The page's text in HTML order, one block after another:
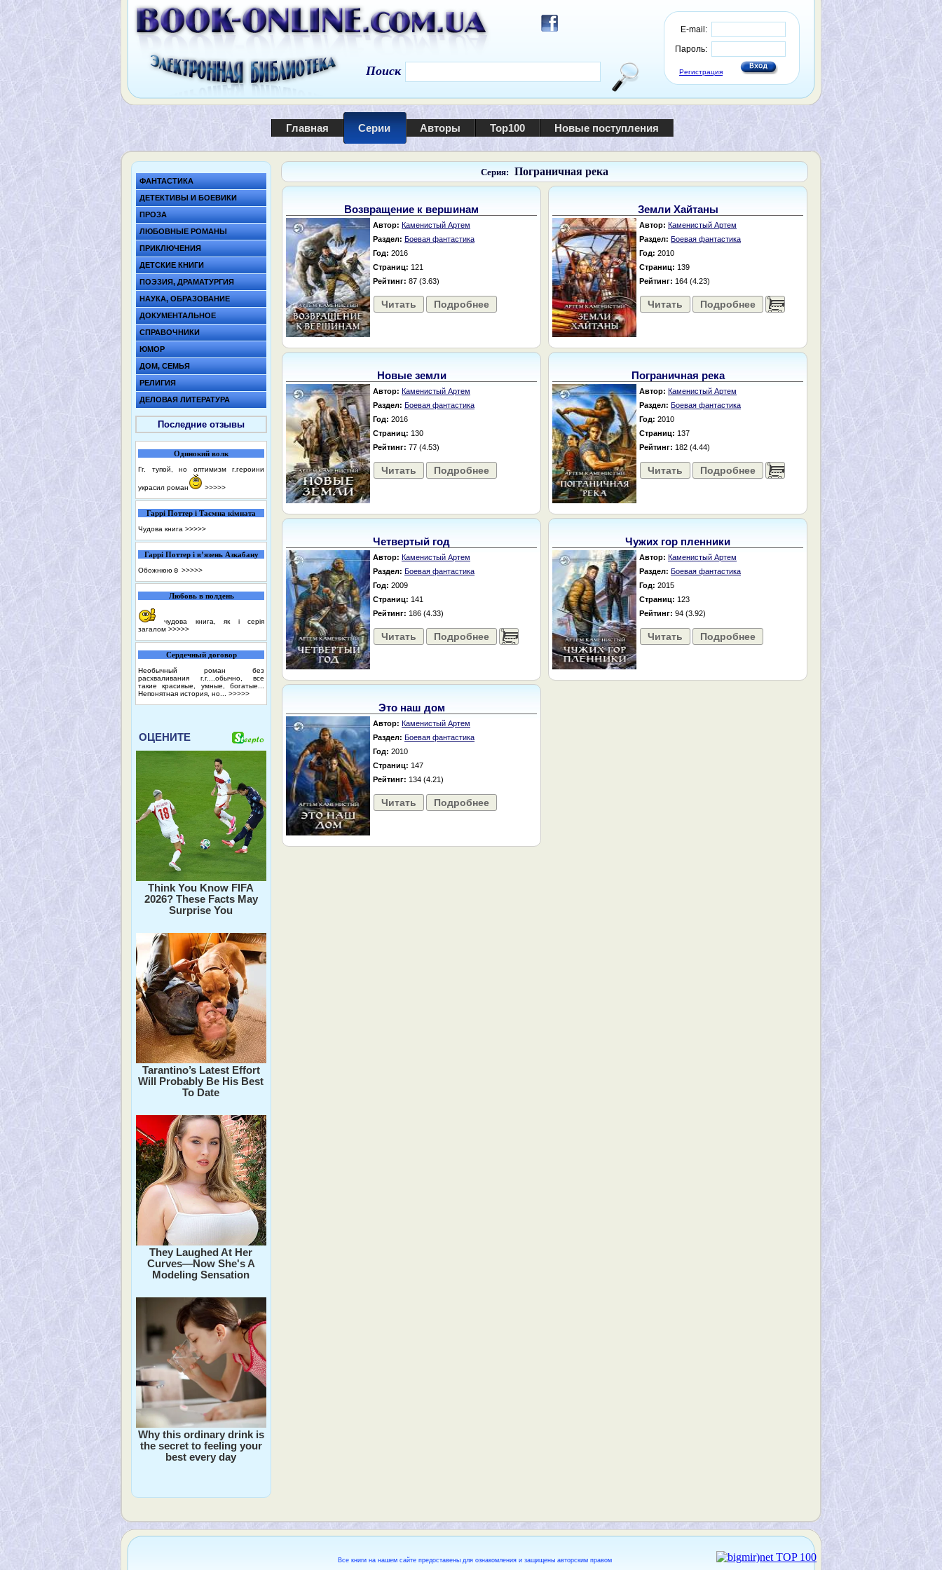
E-mail:
Пароль:
Регистрация
Поиск
Главная Серии Авторы Top100 Новые поступления
ФАНТАСТИКА
ДЕТЕКТИВЫ И БОЕВИКИ
ПРОЗА
ЛЮБОВНЫЕ РОМАНЫ
ПРИКЛЮЧЕНИЯ
ДЕТСКИЕ КНИГИ
ПОЭЗИЯ, ДРАМАТУРГИЯ
НАУКА, ОБРАЗОВАНИЕ
ДОКУМЕНТАЛЬНОЕ
СПРАВОЧНИКИ
ЮМОР
ДОМ, СЕМЬЯ
РЕЛИГИЯ
ДЕЛОВАЯ ЛИТЕРАТУРА
Последние отзывы
Одинокий волк
Гг. тупой, но оптимизм г.героини
украсил роман >>>>>
Гаррі Поттер і Таємна кімната
Чудова книга >>>>>
Гаррі Поттер і в’язень Азкабану
Обожнюю☺️ >>>>>
Любовь в полдень
чудова книга, як і серія
загалом >>>>>
Сердечный договор
Необычный роман без
расхваливания г.г....обычно, все
такие красивые, умные, богатые...
Непонятная история, но... >>>>>
ОЦЕНИТЕ
Think You Know FIFA
2026? These Facts May
Surprise You
Tarantino’s Latest Effort
Will Probably Be His Best
To Date
They Laughed At Her
Curves—Now She's A
Modeling Sensation
Why this ordinary drink is
the secret to feeling your
best every day
Серия: Пограничная река
Возвращение к вершинам
Автор: Каменистый Артем
Раздел: Боевая фантастика
Год: 2016
Страниц: 121
Рейтинг: 87 (3.63)
Читать Подробнее
Земли Хайтаны
Автор: Каменистый Артем
Раздел: Боевая фантастика
Год: 2010
Страниц: 139
Рейтинг: 164 (4.23)
Читать Подробнее ......
Новые земли
Автор: Каменистый Артем
Раздел: Боевая фантастика
Год: 2016
Страниц: 130
Рейтинг: 77 (4.53)
Читать Подробнее
Пограничная река
Автор: Каменистый Артем
Раздел: Боевая фантастика
Год: 2010
Страниц: 137
Рейтинг: 182 (4.44)
Читать Подробнее ......
Четвертый год
Автор: Каменистый Артем
Раздел: Боевая фантастика
Год: 2009
Страниц: 141
Рейтинг: 186 (4.33)
Читать Подробнее ......
Чужих гор пленники
Автор: Каменистый Артем
Раздел: Боевая фантастика
Год: 2015
Страниц: 123
Рейтинг: 94 (3.92)
Читать Подробнее
Это наш дом
Автор: Каменистый Артем
Раздел: Боевая фантастика
Год: 2010
Страниц: 147
Рейтинг: 134 (4.21)
Читать Подробнее
Все книги на нашем сайте предоставены для ознакомления и защищены авторским правом